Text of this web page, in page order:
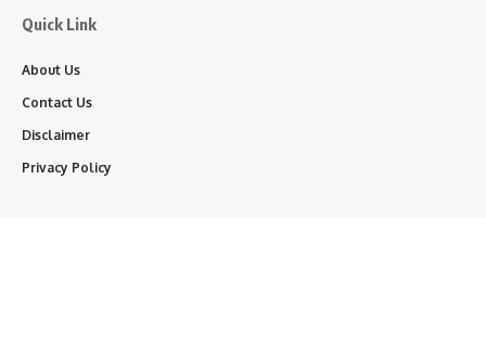
Quick Link
About Us
Contact Us
Disclaimer
Privacy Policy